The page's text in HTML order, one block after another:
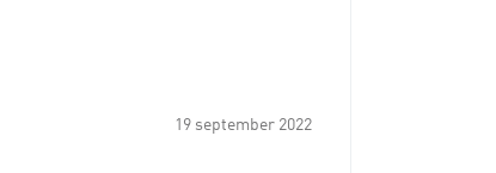
19 september 2022